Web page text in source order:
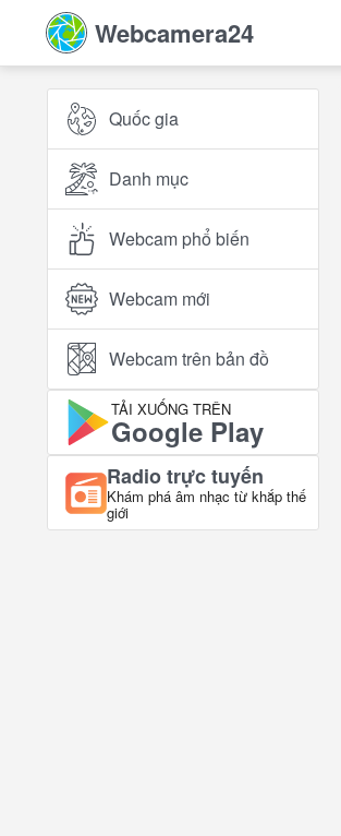
Webcamera24
Quốc gia
Danh mục
Webcam phổ biến
Webcam mới
Webcam trên bản đồ
TẢI XUỐNG TRÊN
Google Play
Radio trực tuyến
Khám phá âm nhạc từ khắp thế
giới